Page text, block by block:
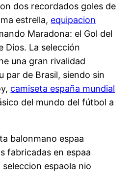
dos recordados goles de
estrella, equipacion
Maradona: el Gol del
Dios. La selección
una gran rivalidad
par de Brasil, siendo sin
camiseta españa mundial
del mundo del fútbol a